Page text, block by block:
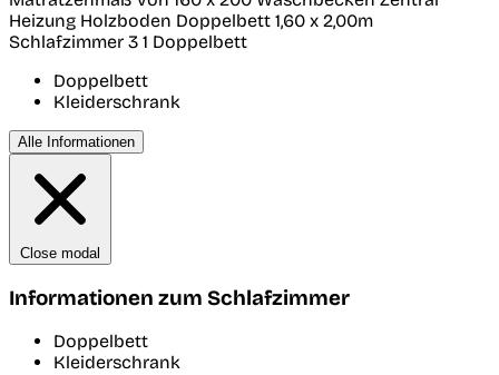
Heizung Holzboden Doppelbett 1,60 x 2,00m
Schlafzimmer 3 1 Doppelbett
Doppelbett
Kleiderschrank
Alle Informationen
Close modal
Informationen zum Schlafzimmer
Doppelbett
Kleiderschrank